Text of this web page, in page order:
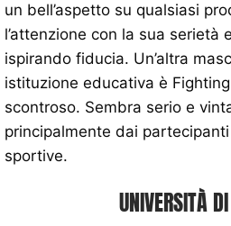
un bell’aspetto su qualsiasi
l’attenzione con la sua serietà
ispirando fiducia. Un’altra
istituzione educativa è
scontroso. Sembra serio e
principalmente dai
sportive.
UNIVERSITÀ